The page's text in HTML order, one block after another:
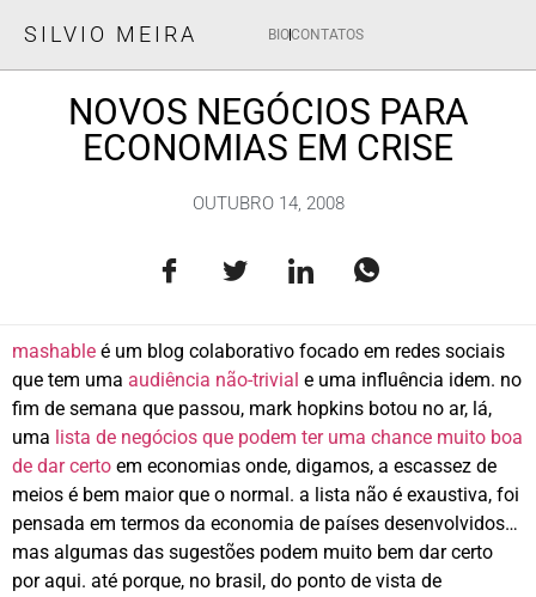
SILVIO MEIRA BIOCONTATOS
NOVOS NEGÓCIOS PARA
ECONOMIAS EM CRISE
OUTUBRO 14, 2008
mashable é um blog colaborativo focado em redes sociais
que tem uma audiência não-trivial e uma influência idem. no
fim de semana que passou, mark hopkins botou no ar, lá,
uma lista de negócios que podem ter uma chance muito boa
de dar certo em economias onde, digamos, a escassez de
meios é bem maior que o normal. a lista não é exaustiva, foi
pensada em termos da economia de países desenvolvidos…
mas algumas das sugestões podem muito bem dar certo
por aqui. até porque, no brasil, do ponto de vista de